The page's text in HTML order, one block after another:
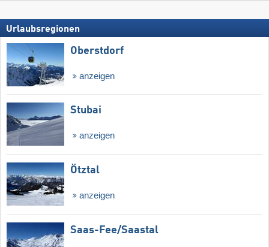
Urlaubsregionen
Oberstdorf
anzeigen
Stubai
anzeigen
Ötztal
anzeigen
Saas-Fee/​Saastal